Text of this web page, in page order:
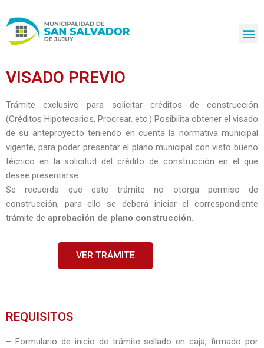
al
VISADO PREVIO
Trámite exclusivo para solicitar créditos de construcción
(Créditos Hipotecarios, Procrear, etc.) Posibilita obtener el visado
de su anteproyecto teniendo en cuenta la normativa municipal
vigente, para poder presentar el plano municipal con visto bueno
técnico en la solicitud del crédito de construcción en el que
desee presentarse.
Se recuerda que este trámite no otorga permiso de
construcción, para ello se deberá iniciar el correspondiente
trámite de aprobación de plano construcción.
VER TRÁMITE
REQUISITOS
– Formulario de inicio de trámite sellado en caja, firmado por